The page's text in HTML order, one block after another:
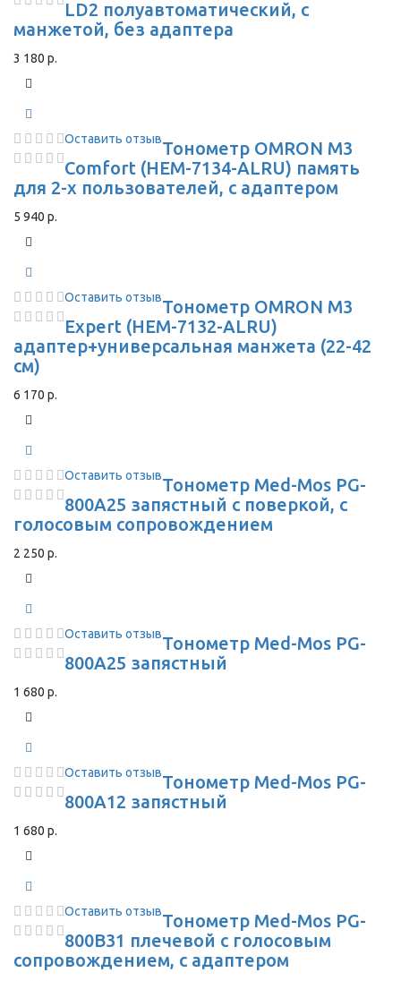
LD2 полуавтоматический, с
манжетой, без адаптера
3 180 р.
Оставить отзывТонометр OMRON M3
Comfort (HEM-7134-ALRU) память
для 2-х пользователей, с адаптером
5 940 р.
Оставить отзывТонометр OMRON M3
Expert (HEM-7132-ALRU)
адаптер+универсальная манжета (22-42
см)
6 170 р.
Оставить отзывТонометр Med-Mos PG-
800A25 запястный с поверкой, с
голосовым сопровождением
2 250 р.
Оставить отзывТонометр Med-Mos PG-
800A25 запястный
1 680 р.
Оставить отзывТонометр Med-Mos PG-
800A12 запястный
1 680 р.
Оставить отзывТонометр Med-Mos PG-
800B31 плечевой с голосовым
сопровождением, с адаптером